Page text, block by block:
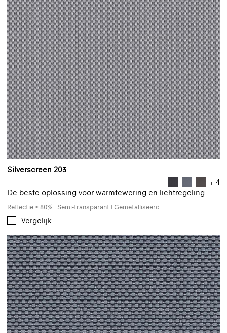
Silverscreen 203
+ 4
De beste oplossing voor warmtewering en lichtregeling
Reflectie ≥ 80% | Semi-transparant | Gemetalliseerd
Vergelijk